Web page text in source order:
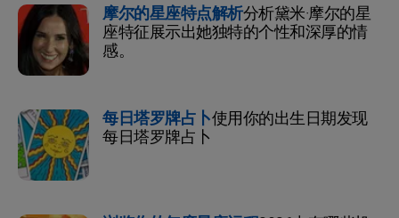
摩尔的星座特点解析分析黛米·摩尔的星
座特征展示出她独特的个性和深厚的情
感。
每日塔罗牌占卜使用你的出生日期发现
每日塔罗牌占卜